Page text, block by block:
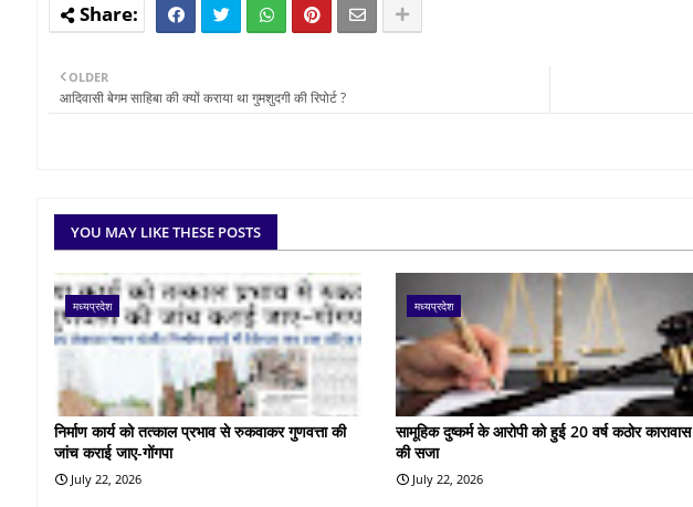
OLDER
आदिवासी बेगम साहिबा की क्यों कराया था गुमशुदगी की रिपोर्ट ?
YOU MAY LIKE THESE POSTS
मध्यप्रदेश
निर्माण कार्य को तत्काल प्रभाव से रुकवाकर गुणवत्ता की
जांच कराई जाए-गोंगपा
July 22, 2026
मध्यप्रदेश
सामूहिक दुष्कर्म के आरोपी को हुई 20 वर्ष कठोर कारावास
की सजा
July 22, 2026